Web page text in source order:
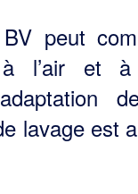
peut
l’air et à
lavage est